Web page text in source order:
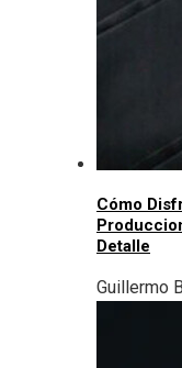
Cómo
Detalle
Guillermo